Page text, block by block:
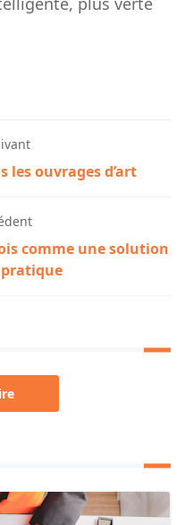
les ouvrages d’art
comme une solution